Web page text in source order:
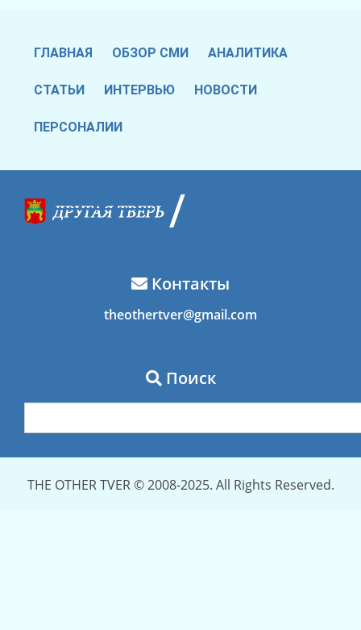
ГЛАВНАЯ ОБЗОР СМИ АНАЛИТИКА
СТАТЬИ ИНТЕРВЬЮ НОВОСТИ
ПЕРСОНАЛИИ
Контакты
theothertver@gmail.com
Поиск
THE OTHER TVER © 2008-2025. All Rights Reserved.